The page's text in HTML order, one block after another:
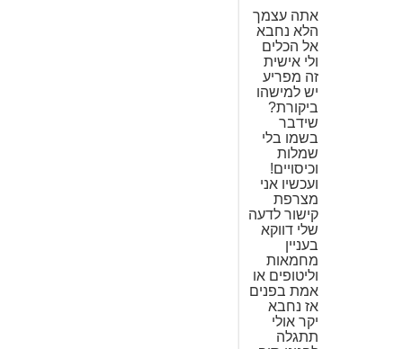
אתה עצמך
הלא נחבא
אל הכלים
ולי אישית
זה מפריע
יש למישהו
ביקורת?
שידבר
בשמו בלי
שמלות
וכיסויים!
ועכשיו אני
מצרפת
קישור לדעה
שלי דווקא
בעניין
מחמאות
וליטופים או
אמת בפנים
אז נחבא
יקר אולי
תתגלה